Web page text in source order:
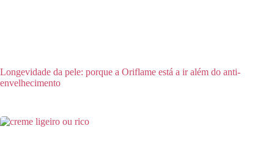
Longevidade da pele: porque a Oriflame está a ir além do anti-
envelhecimento